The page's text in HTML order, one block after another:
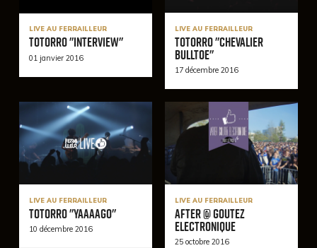
LIVE AU FERRAILLEUR
Totorro "Interview"
01 janvier 2016
LIVE AU FERRAILLEUR
Totorro "Chevalier
Bulltoe"
17 décembre 2016
LIVE AU FERRAILLEUR
Totorro "Yaaaago"
10 décembre 2016
LIVE AU FERRAILLEUR
After @ Goutez
Electronique
25 octobre 2016